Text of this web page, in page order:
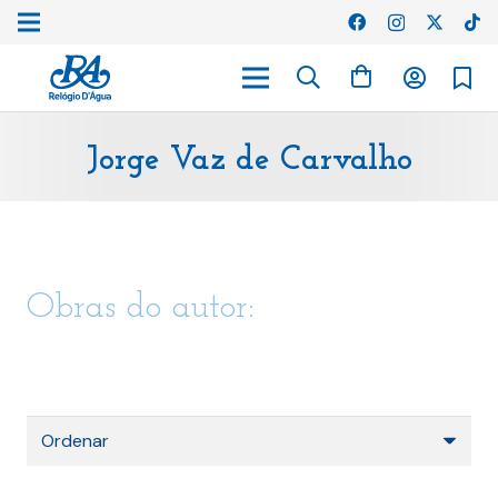
Jorge Vaz de Carvalho
Obras do autor: